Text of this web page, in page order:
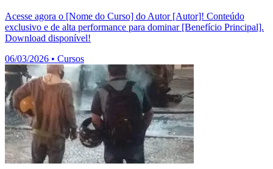
Acesse agora o [Nome do Curso] do Autor [Autor]! Conteúdo
exclusivo e de alta performance para dominar [Benefício Principal].
Download disponível!
06/03/2026 • Cursos